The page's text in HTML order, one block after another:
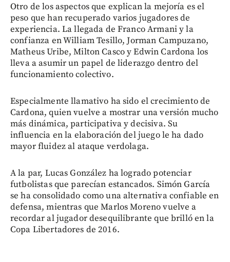
Otro de los aspectos que explican la mejoría es el
peso que han recuperado varios jugadores de
experiencia. La llegada de Franco Armani y la
confianza en William Tesillo, Jorman Campuzano,
Matheus Uribe, Milton Casco y Edwin Cardona los
lleva a asumir un papel de liderazgo dentro del
funcionamiento colectivo.
Especialmente llamativo ha sido el crecimiento de
Cardona, quien vuelve a mostrar una versión mucho
más dinámica, participativa y decisiva. Su
influencia en la elaboración del juego le ha dado
mayor fluidez al ataque verdolaga.
A la par, Lucas González ha logrado potenciar
futbolistas que parecían estancados. Simón García
se ha consolidado como una alternativa confiable en
defensa, mientras que Marlos Moreno vuelve a
recordar al jugador desequilibrante que brilló en la
Copa Libertadores de 2016.